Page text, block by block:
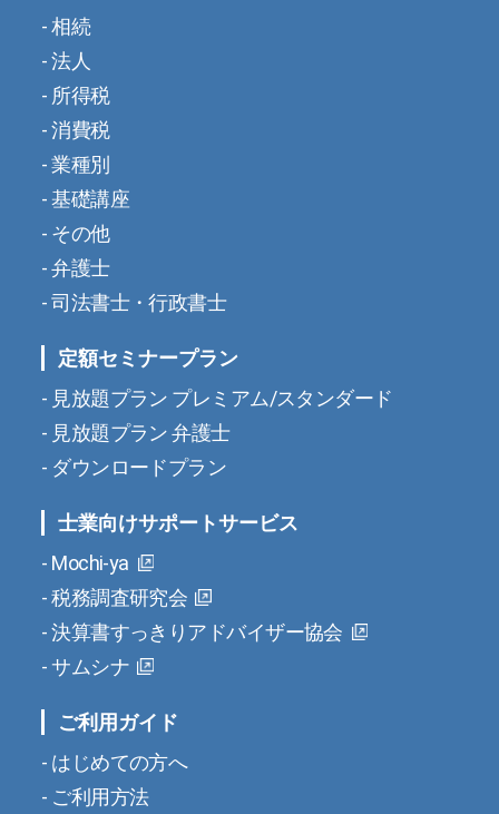
相続
法人
所得税
消費税
業種別
基礎講座
その他
弁護士
司法書士・行政書士
定額セミナープラン
見放題プラン プレミアム/スタンダード
見放題プラン 弁護士
ダウンロードプラン
士業向けサポートサービス
Mochi-ya
税務調査研究会
決算書すっきりアドバイザー協会
サムシナ
ご利用ガイド
はじめての方へ
ご利用方法